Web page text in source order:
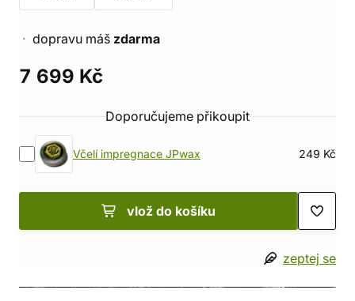
dopravu máš zdarma
7 699 Kč
Doporučujeme přikoupit
Včelí impregnace JPwax 249 Kč
vlož do košíku
zeptej se